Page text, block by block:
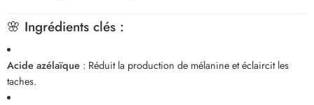
🌸 Ingrédients clés :
Acide azélaïque : Réduit la production de mélanine et éclaircit les
taches.